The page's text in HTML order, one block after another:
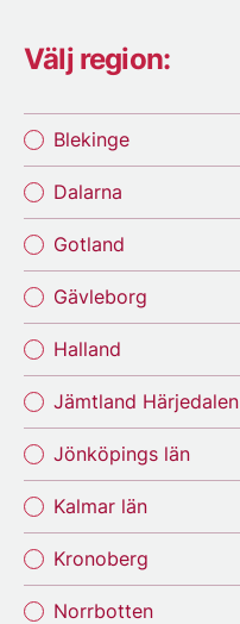
Välj region:
Blekinge
Dalarna
Gotland
Gävleborg
Halland
Jämtland Härjedalen
Jönköpings län
Kalmar län
Kronoberg
Norrbotten